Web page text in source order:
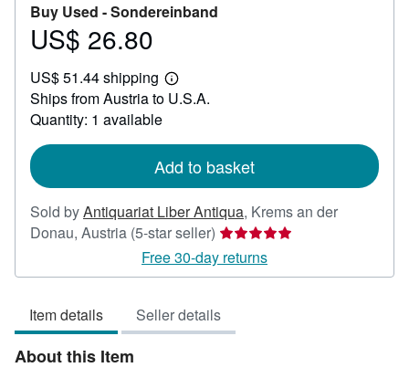
Buy Used -Sondereinband
Price
26.80
US$ 26.80
US$ 51.44 shipping
Learn
more
Ships from Austria to U.S.A.
Quantity: 1 available
Add to basket
Sold byAntiquariat Liber Antiqua, Krems an der
Donau, Austria (5-star seller) Seller
rating
5
of
5
Free 30-day returns
Item details Seller details
About this Item